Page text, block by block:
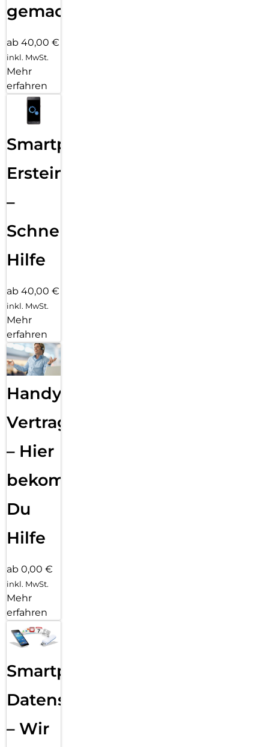
gemacht!
ab 40,00 €
inkl. MwSt.
Mehr
erfahren
Smartphone
Ersteinrichtung
–
Schnelle
Hilfe
ab 40,00 €
inkl. MwSt.
Mehr
erfahren
Handy
Vertragsabwicklung
– Hier
bekommst
Du
Hilfe
ab 0,00 €
inkl. MwSt.
Mehr
erfahren
Smartphone
Datensicherung
– Wir